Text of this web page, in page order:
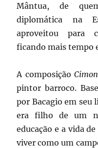
Mântua, de
diplomática na
aproveitou para
ficando mais tempo
A composição
pintor barroco.
por Bacagio em seu
era filho de um
educação e a vida
viver como um